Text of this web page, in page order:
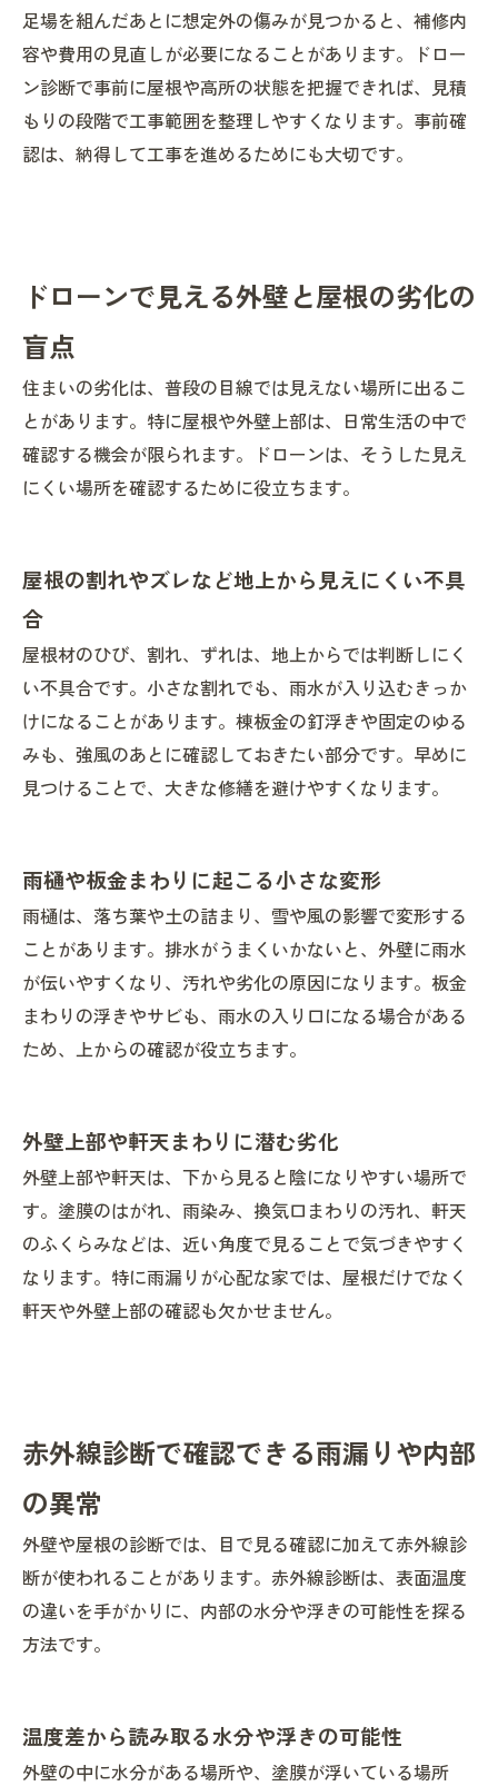
足場を組んだあとに想定外の傷みが見つかると、補修内
容や費用の見直しが必要になることがあります。ドロー
ン診断で事前に屋根や高所の状態を把握できれば、見積
もりの段階で工事範囲を整理しやすくなります。事前確
認は、納得して工事を進めるためにも大切です。
ドローンで見える外壁と屋根の劣化の
盲点
住まいの劣化は、普段の目線では見えない場所に出るこ
とがあります。特に屋根や外壁上部は、日常生活の中で
確認する機会が限られます。ドローンは、そうした見え
にくい場所を確認するために役立ちます。
屋根の割れやズレなど地上から見えにくい不具
合
屋根材のひび、割れ、ずれは、地上からでは判断しにく
い不具合です。小さな割れでも、雨水が入り込むきっか
けになることがあります。棟板金の釘浮きや固定のゆる
みも、強風のあとに確認しておきたい部分です。早めに
見つけることで、大きな修繕を避けやすくなります。
雨樋や板金まわりに起こる小さな変形
雨樋は、落ち葉や土の詰まり、雪や風の影響で変形する
ことがあります。排水がうまくいかないと、外壁に雨水
が伝いやすくなり、汚れや劣化の原因になります。板金
まわりの浮きやサビも、雨水の入り口になる場合がある
ため、上からの確認が役立ちます。
外壁上部や軒天まわりに潜む劣化
外壁上部や軒天は、下から見ると陰になりやすい場所で
す。塗膜のはがれ、雨染み、換気口まわりの汚れ、軒天
のふくらみなどは、近い角度で見ることで気づきやすく
なります。特に雨漏りが心配な家では、屋根だけでなく
軒天や外壁上部の確認も欠かせません。
赤外線診断で確認できる雨漏りや内部
の異常
外壁や屋根の診断では、目で見る確認に加えて赤外線診
断が使われることがあります。赤外線診断は、表面温度
の違いを手がかりに、内部の水分や浮きの可能性を探る
方法です。
温度差から読み取る水分や浮きの可能性
外壁の中に水分がある場所や、塗膜が浮いている場所